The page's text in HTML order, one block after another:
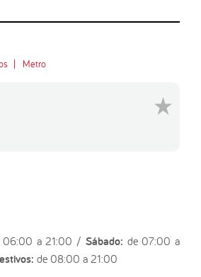
Metro
06:00 a 21:00 / Sábado: de 07:00 a
de 08:00 a 21:00